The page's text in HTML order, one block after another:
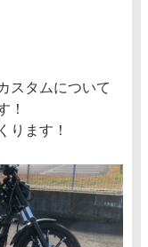
スタムについて
！
ります！